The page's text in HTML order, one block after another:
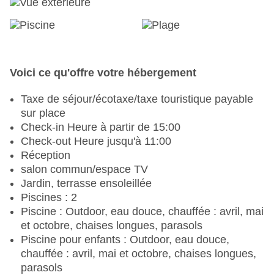
Voici ce qu'offre votre hébergement
Taxe de séjour/écotaxe/taxe touristique payable
sur place
Check-in Heure à partir de 15:00
Check-out Heure jusqu'à 11:00
Réception
salon commun/espace TV
Jardin, terrasse ensoleillée
Piscines : 2
Piscine : Outdoor, eau douce, chauffée : avril, mai
et octobre, chaises longues, parasols
Piscine pour enfants : Outdoor, eau douce,
chauffée : avril, mai et octobre, chaises longues,
parasols